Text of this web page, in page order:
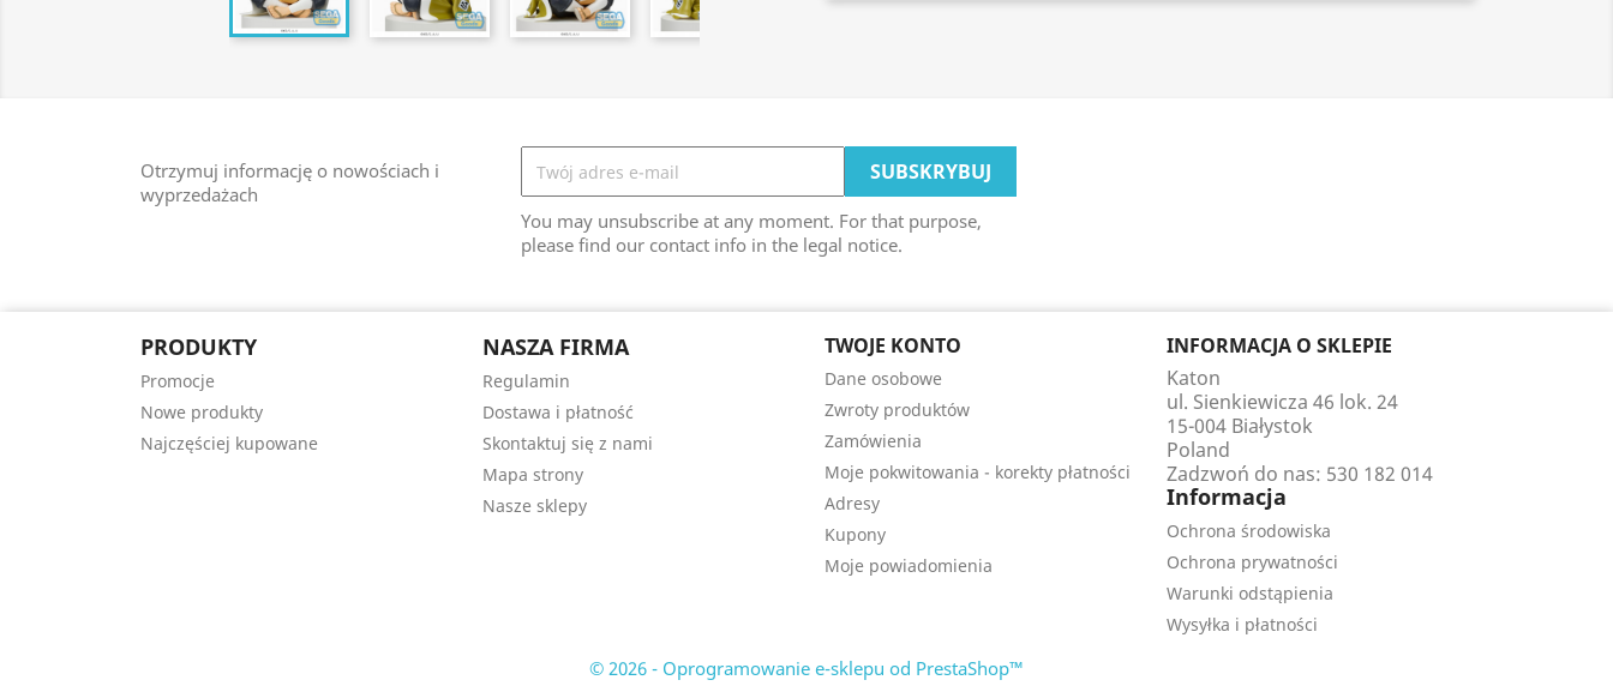
Otrzymuj informację o nowościach i
wyprzedażach
You may unsubscribe at any moment. For that purpose,
please find our contact info in the legal notice.
PRODUKTY
Promocje
Nowe produkty
Najczęściej kupowane
NASZA FIRMA
Regulamin
Dostawa i płatność
Skontaktuj się z nami
Mapa strony
Nasze sklepy
TWOJE KONTO
Dane osobowe
Zwroty produktów
Zamówienia
Moje pokwitowania - korekty płatności
Adresy
Kupony
Moje powiadomienia
INFORMACJA O SKLEPIE
Katon
ul. Sienkiewicza 46 lok. 24
15-004 Białystok
Poland
Zadzwoń do nas: 530 182 014
Informacja
Ochrona środowiska
Ochrona prywatności
Warunki odstąpienia
Wysyłka i płatności
© 2026 - Oprogramowanie e-sklepu od PrestaShop™